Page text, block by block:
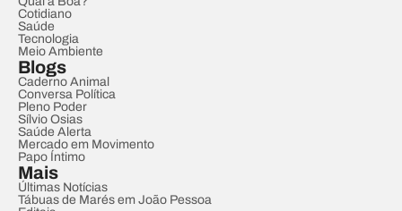
Cotidiano
Saúde
Tecnologia
Meio Ambiente
Blogs
Caderno Animal
Conversa Política
Pleno Poder
Sílvio Osias
Saúde Alerta
Mercado em Movimento
Papo Íntimo
Mais
Últimas Notícias
Tábuas de Marés em João Pessoa